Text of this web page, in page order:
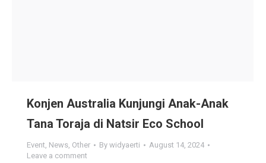
Konjen Australia Kunjungi Anak-Anak
Tana Toraja di Natsir Eco School
Event, News, Other By widyaerti
August 14, 2024
Leave a comment